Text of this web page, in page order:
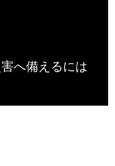
へ備えるには